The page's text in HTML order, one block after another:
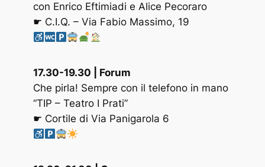
con Enrico Eftimiadi e Alice Pecoraro
☛ C.I.Q. – Via Fabio Massimo, 19
17.30-19.30 | Forum
Che pirla! Sempre con il telefono in mano
“TIP – Teatro I Prati”
☛ Cortile di Via Panigarola 6